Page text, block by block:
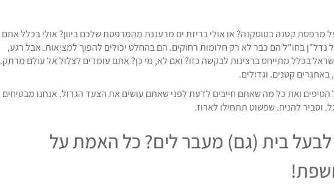
קטנה בטוסקנה? או אולי בריזת ים מרעננת מהמרפסת שלכם ביוון? אולי בכלל אתם
נדל"ן בחו"ל הם כבר לא רק חלומות רחוקים. הם בהחלט יכולים להפוך למציאות. אבל רגע,
בכלל מתייחס ברצינות לבקשה כזו? ואם לא, מי כן? אתם עומדים לצלול אל עולם מרתק.
קטנים. וגדולים.
ואת כל מה שאתם חייבים לדעת לפני שאתם עושים את הצעד הגדול. אנחנו מבטיחים
וסביר להניח. שפשוט תתחילו לארוז.
בית (גם) מעבר לים? כל האמת על